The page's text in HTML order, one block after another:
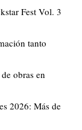
Fest Vol. 3
tanto
obras en
2026: Más de